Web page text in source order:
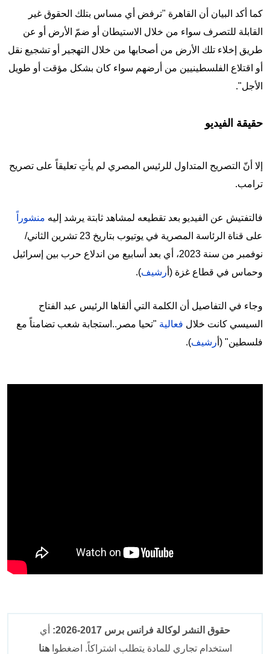
كما أكد البيان أن القاهرة "ترفض أي مساس بتلك الحقوق غير
القابلة للتصرف سواء من خلال الاستيطان أو ضمّ الأرض أو عن
طريق إخلاء تلك الأرض من أصحابها من خلال التهجير أو تشجيع نقل
أو اقتلاع الفلسطينيين من أرضهم سواء كان بشكل مؤقت أو طويل
الأجل".
حقيقة الفيديو
إلا أنّ التصريح المتداول للرئيس المصري لم يأتِ تعليقاً على تصريح
ترامب.
فالتفتيش عن الفيديو بعد تقطيعه لمشاهد ثابتة يرشد إليه منشوراً
على قناة الرئاسة المصرية في يوتيوب بتاريخ 23 تشرين الثاني/
نوفمبر من سنة 2023، أي بعد أسابيع من اندلاع حرب بين إسرائيل
وحماس في قطاع غزة (أ رشيف).
وجاء في التفاصيل أن الكلمة التي ألقاها الرئيس عبد الفتاح
السيسي كانت خلال فعالية "تحيا مصر..استجابة شعب تضامناً مع
فلسطين" (أ رشيف).
حقوق النشر لوكالة فرانس برس 2017-2026:
أي
استخدام تجاري للمادة يتطلب اشتراكاً. اضغطواهنا